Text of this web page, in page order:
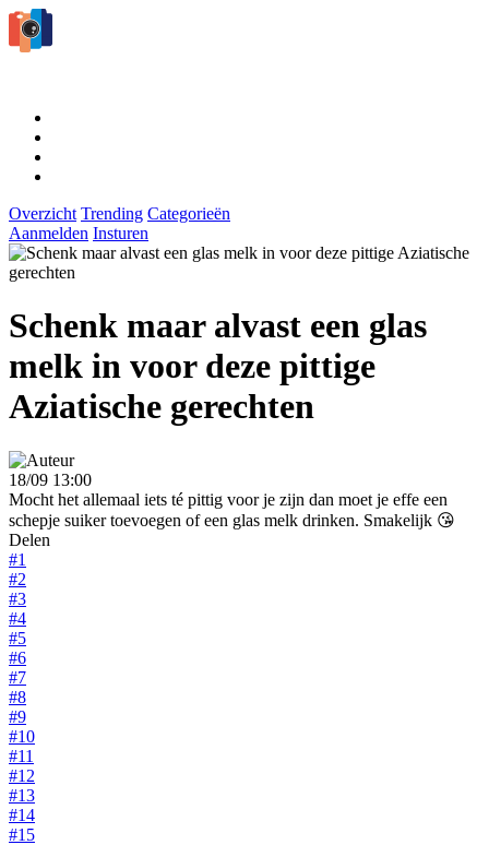
Overzicht Trending Categorieën
Aanmelden Insturen
Schenk maar alvast een glas
melk in voor deze pittige
Aziatische gerechten
18/09 13:00
Mocht het allemaal iets té pittig voor je zijn dan moet je effe een
schepje suiker toevoegen of een glas melk drinken. Smakelijk 😘
Delen
#1
#2
#3
#4
#5
#6
#7
#8
#9
#10
#11
#12
#13
#14
#15